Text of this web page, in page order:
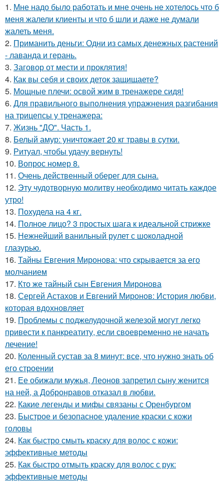
1. Мне надо было работать и мне очень не хотелось что б
меня жалели клиенты и что б шли и даже не думали
жалеть меня.
2. Приманить деньги: Одни из самых денежных растений
- лаванда и герань.
3. Заговор от мести и проклятия!
4. Как вы себя и своих деток защищаете?
5. Мощные плечи: освой жим в тренажере сидя!
6. Для правильного выполнения упражнения разгибания
на трицепсы у тренажера:
7. Жизнь "ДО". Часть 1.
8. Белый амур: уничтожает 20 кг травы в сутки.
9. Ритуал, чтобы удачу вернуть!
10. Вопрос номер 8.
11. Очень действенный оберег для сына.
12. Эту чудотворную молитву необходимо читать каждое
утро!
13. Похудела на 4 кг.
14. Полное лицо? 3 простых шага к идеальной стрижке
15. Нежнейший ванильный рулет с шоколадной
глазурью.
16. Тайны Евгения Миронова: что скрывается за его
молчанием
17. Кто же тайный сын Евгения Миронова
18. Сергей Астахов и Евгений Миронов: История любви,
которая вдохновляет
19. Проблемы с поджелудочной железой могут легко
привести к панкреатиту, если своевременно не начать
лечение!
20. Коленный сустав за 8 минут: все, что нужно знать об
его строении
21. Ее обижали мужья, Леонов запретил сыну женится
на ней, а Добронравов отказал в любви.
22. Какие легенды и мифы связаны с Оренбургом
23. Быстрое и безопасное удаление краски с кожи
головы
24. Как быстро смыть краску для волос с кожи:
эффективные методы
25. Как быстро отмыть краску для волос с рук:
эффективные методы